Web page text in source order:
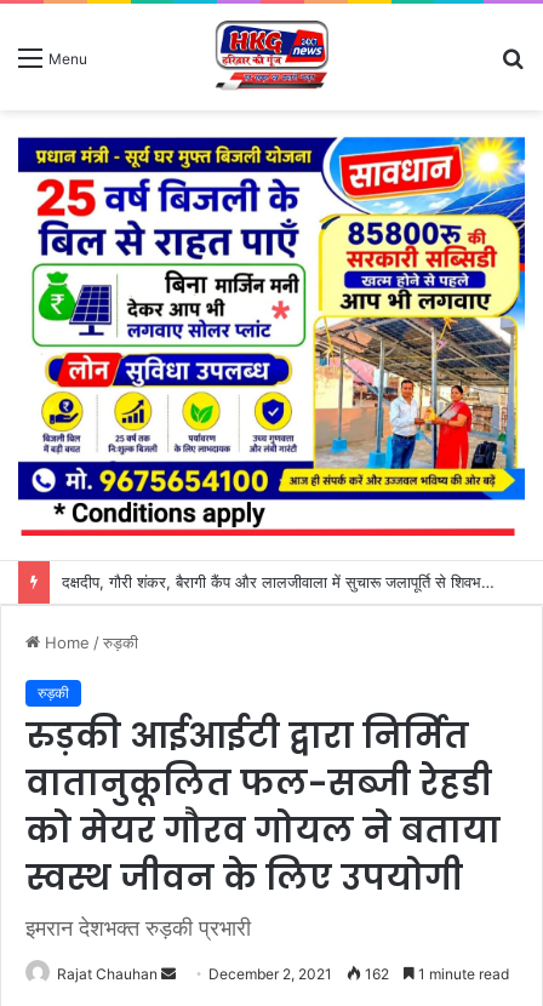
Menu
शिवभक्तों के स्वास्थ्य की सुरक्षा में जुटा स्वास्थ्य विभाग, 32 शिविरों में मिल रहा नि:शुल्क उपचार
Home /रुड़की
रुड़की
रुड़की आईआईटी द्वारा निर्मित
वातानुकूलित फल-सब्जी रेहडी
को मेयर गौरव गोयल ने बताया
स्वस्थ जीवन के लिए उपयोगी
इमरान देशभक्त रुड़की प्रभारी
Rajat Chauhan
Send December 2, 2021 162 1 minute read